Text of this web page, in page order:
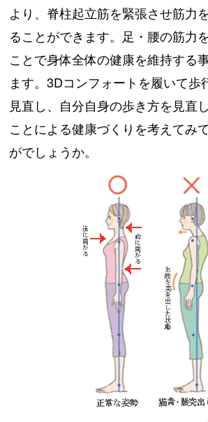
より、脊柱起立筋を緊張させ筋力
ることができます。足・腰の筋力
ことで身体全体の健康を維持する
ます。3Dコンフォートを履いて歩
見直し、自分自身の歩き方を見直
ことによる健康づくりを考えてみ
がでしょうか。